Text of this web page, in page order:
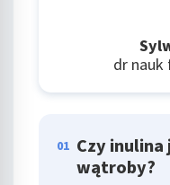
dr nauk
01 Czy
wątroby?